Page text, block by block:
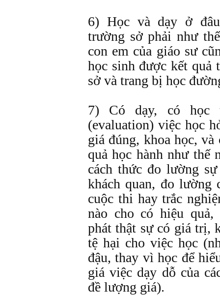
6) Học và dạy ở
trường sở phải như
con em của giáo sư
học sinh được kết quả
sở và trang bị học
7) Có dạy, có học
(evaluation) việc học
giá đúng, khoa học,
quả học hành như thế
cách thức đo lường
khách quan, đo lường
cuộc thi hay trắc
nào cho có hiệu quả,
phát thật sự có giá trị,
tệ hại cho việc học
đậu, thay vì học để
giá việc dạy dỗ của
đề lượng giá).